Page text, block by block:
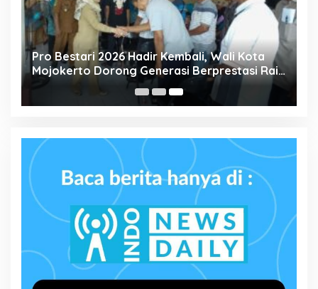
Pro Bestari 2026 Hadir Kembali, Wali Kota
Mojokerto Dorong Generasi Berprestasi Raih
Pendidikan Tinggi